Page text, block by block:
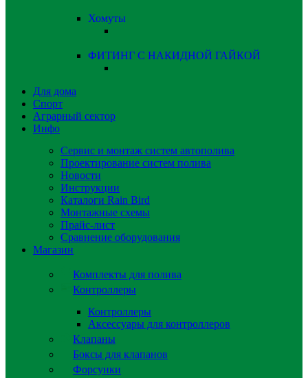
Хомуты
ФИТИНГ С НАКИДНОЙ ГАЙКОЙ
Для дома
Спорт
Аграрный сектор
Инфо
Сервис и монтаж систем автополива
Проектирование систем полива
Новости
Инструкции
Каталоги Rain Bird
Монтажные схемы
Прайс-лист
Сравнение оборудования
Магазин
Комплекты для полива
Контроллеры
Контроллеры
Аксессуары для контроллеров
Клапаны
Боксы для клапанов
Форсунки